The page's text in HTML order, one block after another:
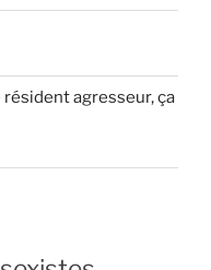
résident agresseur, ça